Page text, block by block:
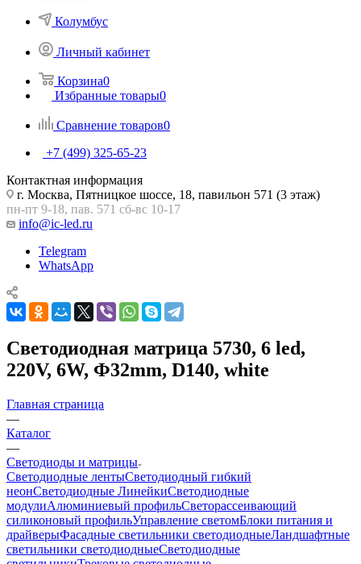
Колумбус
Личный кабинет
Корзина0
Избранные товары0
Сравнение товаров0
+7 (499) 325-65-23
Контактная информация
г. Москва, Пятницкое шоссе, 18, павильон 571 (3 этаж)
пн-пт 9-18, пав. 571 сб-вс 10-17
info@ic-led.ru
Telegram
WhatsApp
Светодиодная матрица 5730, 6 led,
220V, 6W, Ф32mm, D140, white
Главная страница
—
Каталог
—
Светодиоды и матрицы
Светодиодные лентыСветодиодный гибкий
неонСветодиодные ЛинейкиСветодиодные
модулиАлюминиевый профильСветорассеивающий
силиконовый профильУправление светомБлоки питания и
драйверыФасадные светильники светодиодныеЛандшафтные
светильники светодиодныеСветодиодные